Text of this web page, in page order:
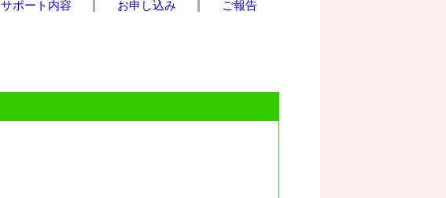
サポート内容 お申し込み ご報告